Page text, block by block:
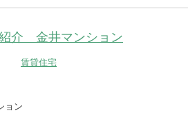
介 金井マンション
賃貸住宅
ョン